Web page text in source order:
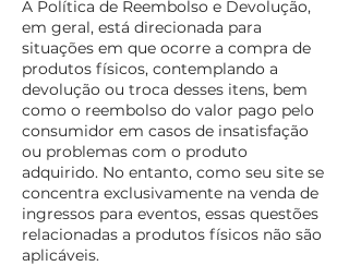
A Política de Reembolso e Devolução,
em geral, está direcionada para
situações em que ocorre a compra de
produtos físicos, contemplando a
devolução ou troca desses itens, bem
como o reembolso do valor pago pelo
consumidor em casos de insatisfação
ou problemas com o produto
adquirido. No entanto, como seu site se
concentra exclusivamente na venda de
ingressos para eventos, essas questões
relacionadas a produtos físicos não são
aplicáveis.